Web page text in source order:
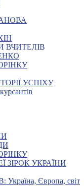
ВЧИТЕЛІВ
УСПІХУ
ЗІРОК УКРАЇНИ
Європа, світ